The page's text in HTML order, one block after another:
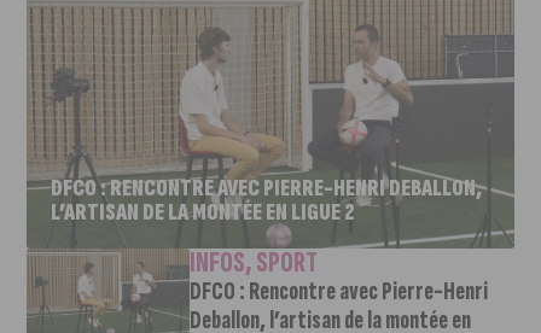
DFCO : RENCONTRE AVEC PIERRE-HENRI DEBALLON,
L’ARTISAN DE LA MONTÉE EN LIGUE 2
INFOS,SPORT
DFCO : Rencontre avec Pierre-Henri
Deballon, l’artisan de la montée en